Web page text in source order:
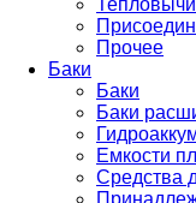
Прочее
Баки
Баки
Баки
Емкости
Средства